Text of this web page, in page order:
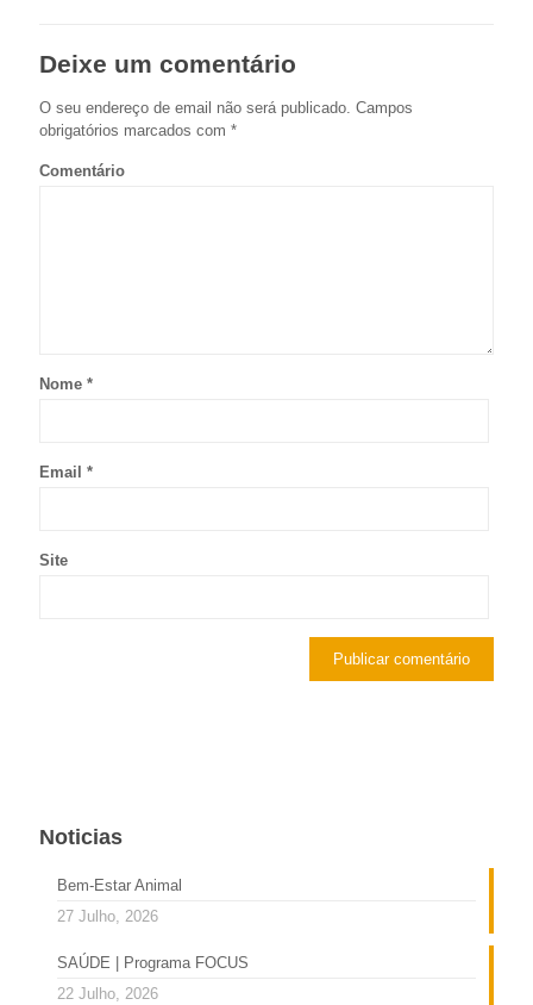
Deixe um comentário
O seu endereço de email não será publicado. Campos
obrigatórios marcados com *
Comentário
Nome *
Email *
Site
Noticias
Bem-Estar Animal
27 Julho, 2026
SAÚDE | Programa FOCUS
22 Julho, 2026